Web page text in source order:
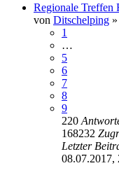
Regionale Treffen
von Ditschelping »
1
…
5
6
7
8
9
220
168232
Letzter
08.07.2017,